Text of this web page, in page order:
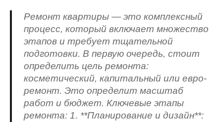
Ремонт квартиры — это комплексный
процесс, который включает множество
этапов и требует тщательной
подготовки. В первую очередь, стоит
определить цель ремонта:
косметический, капитальный или евро-
ремонт. Это определит масштаб
работ и бюджет. Ключевые этапы
ремонта: 1. **Планирование и дизайн**: